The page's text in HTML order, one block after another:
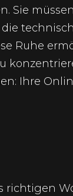
Sie
Ruhe
Ihre
richtigen